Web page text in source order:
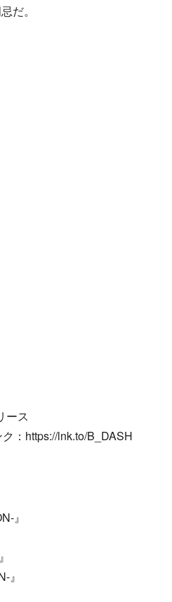
だ。
ース
：https://lnk.to/B_DASH
』
』